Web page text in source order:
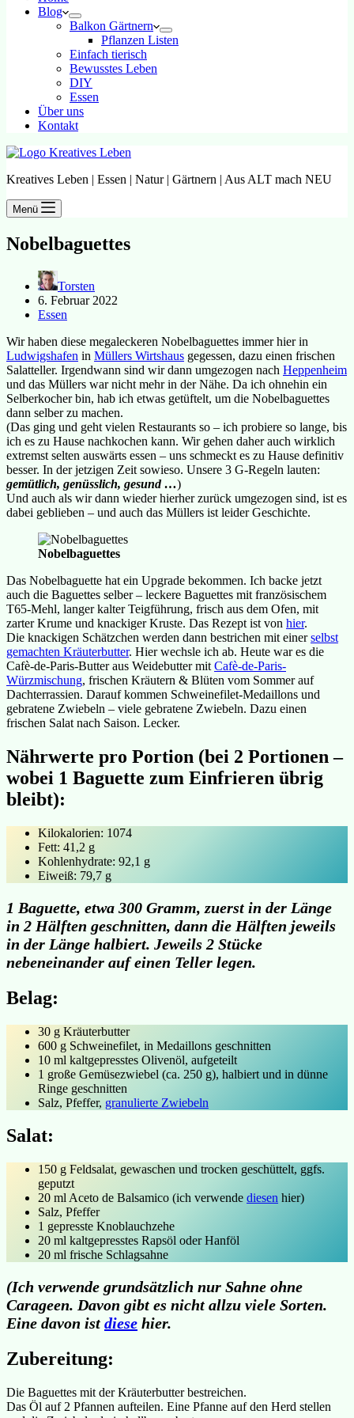
Blog
Balkon Gärtnern
Pflanzen Listen
Einfach tierisch
Bewusstes Leben
DIY
Essen
Über uns
Kontakt
Kreatives Leben | Essen | Natur | Gärtnern | Aus ALT mach NEU
Menü
Nobelbaguettes
Torsten
6. Februar 2022
Essen
Wir haben diese megaleckeren Nobelbaguettes immer hier in
Ludwigshafen in Müllers Wirtshaus gegessen, dazu einen frischen
Salatteller. Irgendwann sind wir dann umgezogen nach Heppenheim
und das Müllers war nicht mehr in der Nähe. Da ich ohnehin ein
Selberkocher bin, hab ich etwas getüftelt, um die Nobelbaguettes
dann selber zu machen.
(Das ging und geht vielen Restaurants so – ich probiere so lange, bis
ich es zu Hause nachkochen kann. Wir gehen daher auch wirklich
extremst selten auswärts essen – uns schmeckt es zu Hause definitiv
besser. In der jetzigen Zeit sowieso. Unsere 3 G-Regeln lauten:
gemütlich, genüsslich, gesund …)
Und auch als wir dann wieder hierher zurück umgezogen sind, ist es
dabei geblieben – und auch das Müllers ist leider Geschichte.
Nobelbaguettes
Das Nobelbaguette hat ein Upgrade bekommen. Ich backe jetzt
auch die Baguettes selber – leckere Baguettes mit französischem
T65-Mehl, langer kalter Teigführung, frisch aus dem Ofen, mit
zarter Krume und knackiger Kruste. Das Rezept ist von hier.
Die knackigen Schätzchen werden dann bestrichen mit einerselbst
gemachten Kräuterbutter. Hier wechsle ich ab. Heute war es die
Cafè-de-Paris-Butter aus Weidebutter mit Cafè-de-Paris-
Würzmischung, frischen Kräutern & Blüten vom Sommer auf
Dachterrassien. Darauf kommen Schweinefilet-Medaillons und
gebratene Zwiebeln – viele gebratene Zwiebeln. Dazu einen
frischen Salat nach Saison. Lecker.
Nährwerte pro Portion (bei 2 Portionen –
wobei 1 Baguette zum Einfrieren übrig
bleibt):
Kilokalorien: 1074
Fett: 41,2 g
Kohlenhydrate: 92,1 g
Eiweiß: 79,7 g
1 Baguette, etwa 300 Gramm, zuerst in der Länge
in 2 Hälften geschnitten, dann die Hälften jeweils
in der Länge halbiert. Jeweils 2 Stücke
nebeneinander auf einen Teller legen.
Belag:
30 g Kräuterbutter
600 g Schweinefilet, in Medaillons geschnitten
10 ml kaltgepresstes Olivenöl, aufgeteilt
1 große Gemüsezwiebel (ca. 250 g), halbiert und in dünne
Ringe geschnitten
Salz, Pfeffer, granulierte Zwiebeln
Salat:
150 g Feldsalat, gewaschen und trocken geschüttelt, ggfs.
geputzt
20 ml Aceto de Balsamico (ich verwende diesen hier)
Salz, Pfeffer
1 gepresste Knoblauchzehe
20 ml kaltgepresstes Rapsöl oder Hanföl
20 ml frische Schlagsahne
(Ich verwende grundsätzlich nur Sahne ohne
Carageen. Davon gibt es nicht allzu viele Sorten.
Eine davon ist diese hier.
Zubereitung:
Die Baguettes mit der Kräuterbutter bestreichen.
Das Öl auf 2 Pfannen aufteilen. Eine Pfanne auf den Herd stellen